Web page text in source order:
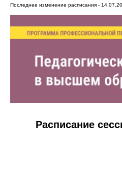
Последнее изменение расписания -
Расписание